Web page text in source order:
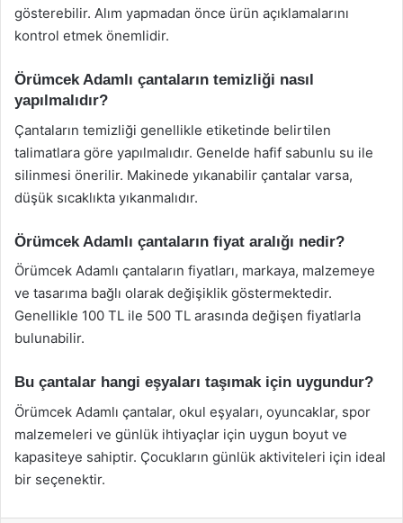
gösterebilir. Alım yapmadan önce ürün açıklamalarını
kontrol etmek önemlidir.
Örümcek Adamlı çantaların temizliği nasıl
yapılmalıdır?
Çantaların temizliği genellikle etiketinde belirtilen
talimatlara göre yapılmalıdır. Genelde hafif sabunlu su ile
silinmesi önerilir. Makinede yıkanabilir çantalar varsa,
düşük sıcaklıkta yıkanmalıdır.
Örümcek Adamlı çantaların fiyat aralığı nedir?
Örümcek Adamlı çantaların fiyatları, markaya, malzemeye
ve tasarıma bağlı olarak değişiklik göstermektedir.
Genellikle 100 TL ile 500 TL arasında değişen fiyatlarla
bulunabilir.
Bu çantalar hangi eşyaları taşımak için uygundur?
Örümcek Adamlı çantalar, okul eşyaları, oyuncaklar, spor
malzemeleri ve günlük ihtiyaçlar için uygun boyut ve
kapasiteye sahiptir. Çocukların günlük aktiviteleri için ideal
bir seçenektir.